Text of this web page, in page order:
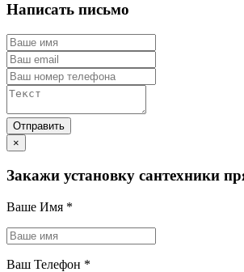
Написать письмо
×
Закажи установку сантехники
Ваше Имя *
Ваш Телефон *